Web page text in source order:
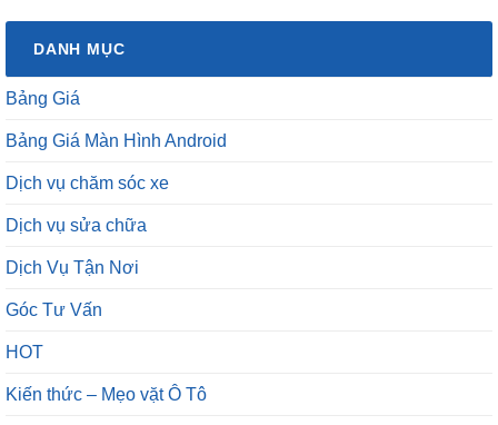
DANH MỤC
Bảng Giá
Bảng Giá Màn Hình Android
Dịch vụ chăm sóc xe
Dịch vụ sửa chữa
Dịch Vụ Tận Nơi
Góc Tư Vấn
HOT
Kiến thức – Mẹo vặt Ô Tô